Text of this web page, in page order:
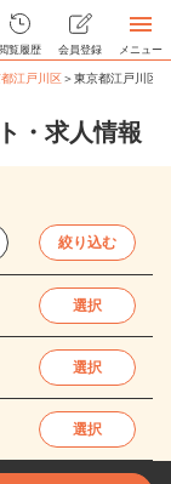
閲覧履歴 会員登録 メニュー
江戸川区＞東京都江戸川区
・求人情報
絞り込む
選択
選択
選択